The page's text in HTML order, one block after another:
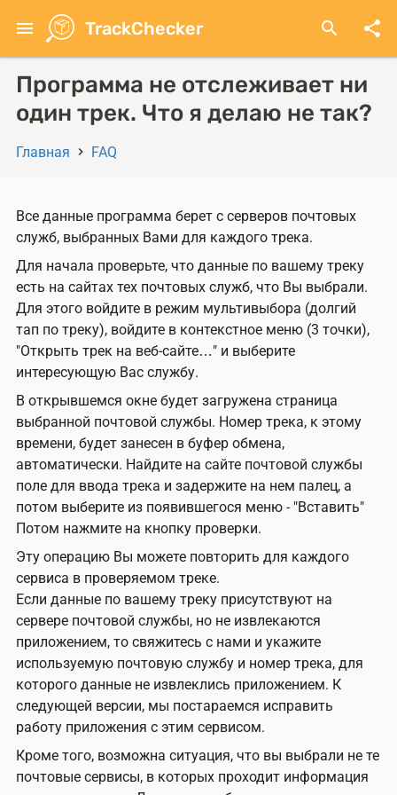
основному
содержанию
menu TrackChecker share
search
Программа не отслеживает ни
один трек. Что я делаю не так?
навигации
Главная FAQ
Все данные программа берет с серверов почтовых
служб, выбранных Вами для каждого трека.
Для начала проверьте, что данные по вашему треку
есть на сайтах тех почтовых служб, что Вы выбрали.
Для этого войдите в режим мультивыбора (долгий
тап по треку), войдите в контекстное меню (3 точки),
"Открыть трек на веб-сайте…" и выберите
интересующую Вас службу.
В открывшемся окне будет загружена страница
выбранной почтовой службы. Номер трека, к этому
времени, будет занесен в буфер обмена,
автоматически. Найдите на сайте почтовой службы
поле для ввода трека и задержите на нем палец, а
потом выберите из появившегося меню - "Вставить"
Потом нажмите на кнопку проверки.
Эту операцию Вы можете повторить для каждого
сервиса в проверяемом треке.
Если данные по вашему треку присутствуют на
сервере почтовой службы, но не извлекаются
приложением, то свяжитесь с нами и укажите
используемую почтовую службу и номер трека, для
которого данные не извлеклись приложением. К
следующей версии, мы постараемся исправить
работу приложения с этим сервисом.
Кроме того, возможна ситуация, что вы выбрали не те
почтовые сервисы, в которых проходит информация